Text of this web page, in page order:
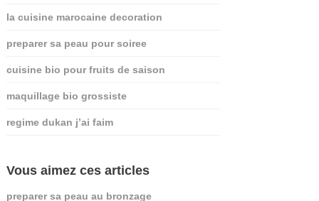
la cuisine marocaine decoration
preparer sa peau pour soiree
cuisine bio pour fruits de saison
maquillage bio grossiste
regime dukan j’ai faim
Vous aimez ces articles
preparer sa peau au bronzage